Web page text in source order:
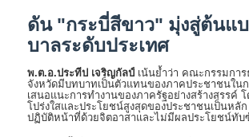
ดัน "กระบี่สีขาว" มุ่งสู่ต้นแ
บาลระดับประเทศ
พ.ต.อ.ประทีป เจริญกัลป์ เน้นย้ำว่า คณะกรรมกา
จังหวัดมีบทบาทเป็นตัวแทนของภาคประชาชนใน
เสนอแนะการทำงานของภาครัฐอย่างสร้างสรรค์
โปร่งใสและประโยชน์สูงสุดของประชาชนเป็นห
ปฏิบัติหน้าที่ด้วยจิตอาสาและไม่มีผลประโยชน์ทับ